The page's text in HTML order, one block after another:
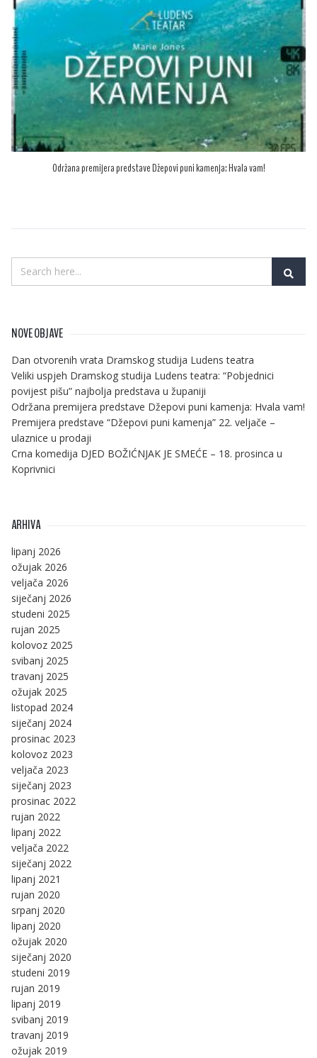
Održana premijera predstave Džepovi puni kamenja: Hvala vam!
NOVE OBJAVE
Dan otvorenih vrata Dramskog studija Ludens teatra
Veliki uspjeh Dramskog studija Ludens teatra: “Pobjednici
povijest pišu” najbolja predstava u županiji
Održana premijera predstave Džepovi puni kamenja: Hvala vam!
Premijera predstave “Džepovi puni kamenja” 22. veljače –
ulaznice u prodaji
Crna komedija DJED BOŽIĆNJAK JE SMEĆE – 18. prosinca u
Koprivnici
ARHIVA
lipanj 2026
ožujak 2026
veljača 2026
siječanj 2026
studeni 2025
rujan 2025
kolovoz 2025
svibanj 2025
travanj 2025
ožujak 2025
listopad 2024
siječanj 2024
prosinac 2023
kolovoz 2023
veljača 2023
siječanj 2023
prosinac 2022
rujan 2022
lipanj 2022
veljača 2022
siječanj 2022
lipanj 2021
rujan 2020
srpanj 2020
lipanj 2020
ožujak 2020
siječanj 2020
studeni 2019
rujan 2019
lipanj 2019
svibanj 2019
travanj 2019
ožujak 2019